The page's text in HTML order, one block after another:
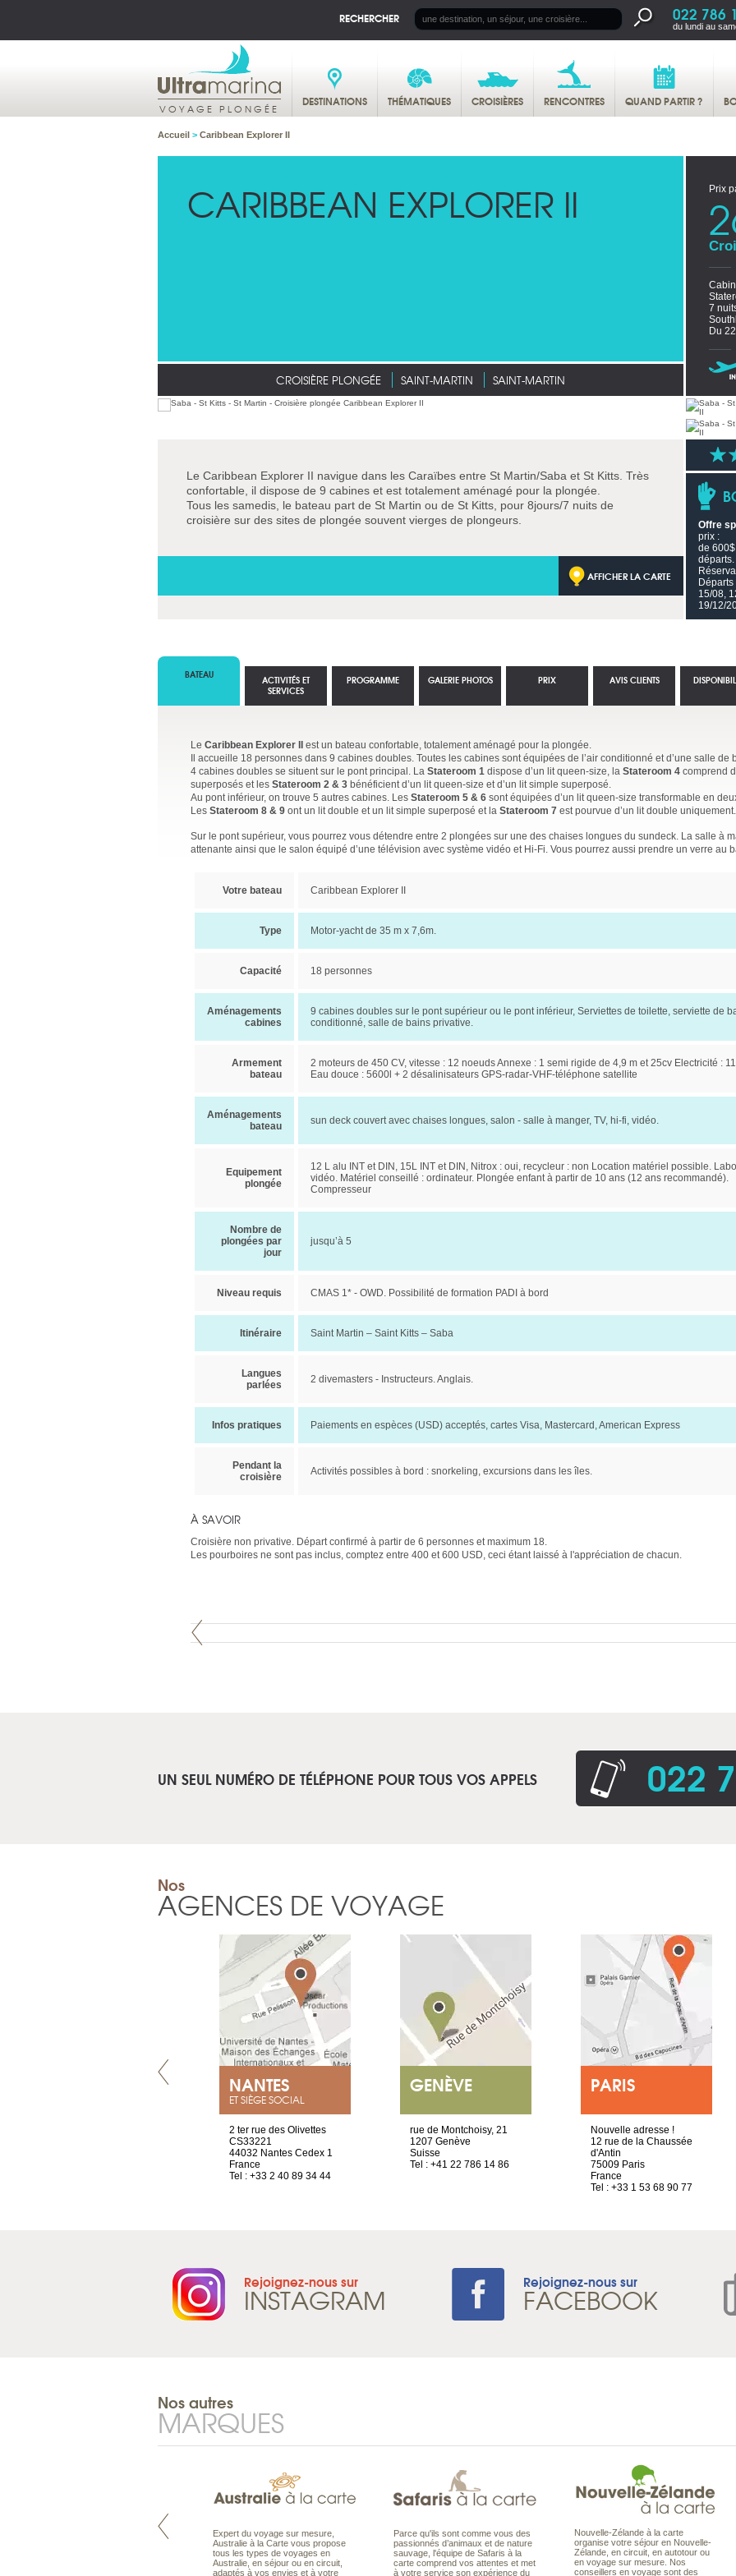
RECHERCHER 022 786
du lundi au
VOYAGE PLONGÉE DESTINATIONS THÉMATIQUES CROISIÈRES RENCONTRES QUAND PARTIR ?
Accueil > Caribbean Explorer II
CARIBBEAN EXPLORER II
CROISIÈRE PLONGÉE SAINT-MARTIN SAINT-MARTIN
Prix
7
Du
Le Caribbean Explorer II navigue dans les Caraïbes entre St Martin/Saba et St Kitts. Très
confortable, il dispose de 9 cabines et est totalement aménagé pour la plongée.
Tous les samedis, le bateau part de St Martin ou de St Kitts, pour 8jours/7 nuits de
croisière sur des sites de plongée souvent vierges de plongeurs.
AFFICHER LA CARTE
Offre
prix :
de
départs.
15/08,
19/12/
BATEAU
Le Caribbean Explorer II
est un bateau confortable, totalement aménagé pour la plongée.
Il accueille 18 personnes dans 9 cabines doubles. Toutes les cabines sont équipées de l’air conditionné et d’une salle de
4 cabines doubles se situent sur le pont principal. La Stateroom 1 dispose d’un lit queen-size, la Stateroom 4 comprend
superposés et les Stateroom 2 & 3 bénéficient d’un lit queen-size et d’un lit simple superposé.
Au pont inférieur, on trouve 5 autres cabines. Les Stateroom 5 & 6 sont équipées d’un lit queen-size transformable en
Les Stateroom 8 & 9 ont un lit double et un lit simple superposé et la Stateroom 7 est pourvue d’un lit double uniquement.
Sur le pont supérieur, vous pourrez vous détendre entre 2 plongées sur une des chaises longues du sundeck. La salle à
attenante ainsi que le salon équipé d’une télévision avec système vidéo et Hi-Fi. Vous pourrez aussi prendre un verre au
Votre bateau Caribbean Explorer II
Type Motor-yacht de 35 m x 7,6m.
Capacité 18 personnes
Aménagements
cabines
9 cabines doubles sur le pont supérieur ou le pont inférieur, Serviettes de toilette, serviette de
conditionné, salle de bains privative.
Armement
bateau
2 moteurs de 450 CV, vitesse : 12 noeuds Annexe : 1 semi rigide de 4,9 m et 25cv Electricité :
Eau douce : 5600l + 2 désalinisateurs GPS-radar-VHF-téléphone satellite
Aménagements
bateau
sun deck couvert avec chaises longues, salon - salle à manger, TV, hi-fi, vidéo.
Equipement
plongée
12 L alu INT et DIN, 15L INT et DIN, Nitrox : oui, recycleur : non Location matériel possible.
vidéo. Matériel conseillé : ordinateur. Plongée enfant à partir de 10 ans (12 ans recommandé).
Compresseur
Nombre de
plongées par
jour
jusqu’à 5
Niveau requis CMAS 1* - OWD. Possibilité de formation PADI à bord
Itinéraire Saint Martin – Saint Kitts – Saba
Langues
parlées
2 divemasters - Instructeurs. Anglais.
Infos pratiques Paiements en espèces (USD) acceptés, cartes Visa, Mastercard, American Express
Pendant la
croisière
Activités possibles à bord : snorkeling, excursions dans les îles.
À SAVOIR
Croisière non privative. Départ confirmé à partir de 6 personnes et maximum 18.
Les pourboires ne sont pas inclus, comptez entre 400 et 600 USD, ceci étant laissé à l'appréciation de chacun.
ACTIVITÉS ET
SERVICES
PROGRAMME GALERIE PHOTOS PRIX AVIS CLIENTS
UN SEUL NUMÉRO DE TÉLÉPHONE POUR TOUS VOS APPELS 022
Nos
AGENCES DE VOYAGE
NANTES
ET SIÈGE SOCIAL
2 ter rue des Olivettes
CS33221
44032 Nantes Cedex 1
France
Tel : +33 2 40 89 34 44
GENÈVE
rue de Montchoisy, 21
1207 Genève
Suisse
Tel : +41 22 786 14 86
PARIS
Nouvelle adresse !
12 rue de la Chaussée
d'Antin
75009 Paris
France
Tel : +33 1 53 68 90 77
Rejoignez-nous sur
INSTAGRAM Rejoignez-nous sur
FACEBOOK
Nos autres
MARQUES
Pacifique à la carte est le spécialiste
Expert du voyage sur mesure,
Australie à la Carte vous propose
tous les types de voyages en
Australie, en séjour ou en circuit,
adaptés à vos envies et à votre
Parce qu'ils sont comme vous des
passionnés d’animaux et de nature
sauvage, l'équipe de Safaris à la
carte comprend vos attentes et met
à votre service son expérience du
Nouvelle-Zélande à la carte
organise votre séjour en Nouvelle-
Zélande, en circuit, en autotour ou
en voyage sur mesure. Nos
conseillers en voyage sont des